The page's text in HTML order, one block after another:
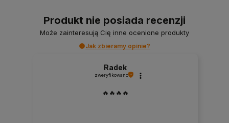
Produkt nie posiada recenzji
Może zainteresują Cię inne ocenione produkty
Jak zbieramy opinie?
Radek
zweryfikowano
🔥🔥🔥🔥